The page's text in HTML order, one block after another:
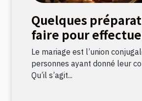
Quelques
faire pour
mariage civil
Le mariage est l’union
personnes ayant donné leur
Qu’il s’agit...